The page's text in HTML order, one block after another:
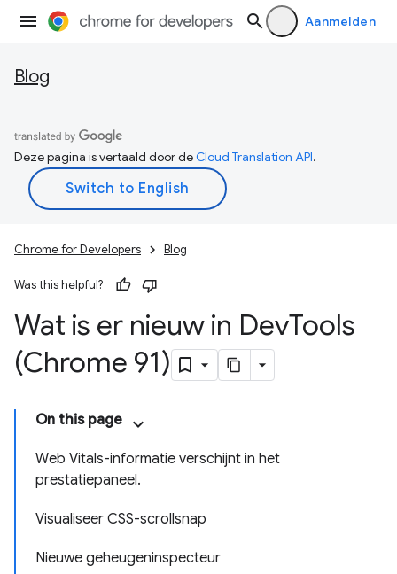
Aanmelden
Blog
Deze pagina is vertaald door deCloud Translation API.
Chrome for Developers Blog
Was this helpful?
Wat is er nieuw in DevTools
(Chrome 91)
On this page
Web Vitals-informatie verschijnt in het
prestatiepaneel.
Visualiseer CSS-scrollsnap
Nieuwe geheugeninspecteur